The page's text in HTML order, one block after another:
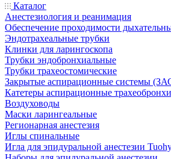
Каталог
Анестезиология и реанимация
Обеспечение проходимости
Эндотрахеальные трубки
Клинки для ларингоскопа
Трубки эндобронхиальные
Трубки трахеостомические
Закрытые аспирационные системы
Катетеры аспирационные
Воздуховоды
Маски ларингеальные
Регионарная анестезия
Иглы спинальные
Игла для эпидуральной анестезии